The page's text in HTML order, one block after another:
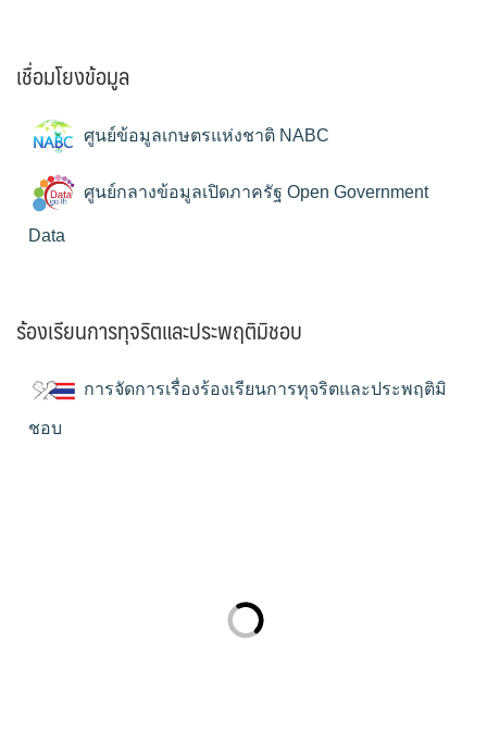
เชื่อมโยงข้อมูล
ศูนย์ข้อมูลเกษตรแห่งชาติ NABC
ศูนย์กลางข้อมูลเปิดภาครัฐ Open Government
Data
ร้องเรียนการทุจริตและประพฤติมิชอบ
การจัดการเรื่องร้องเรียนการทุจริตและประพฤติมิ
ชอบ